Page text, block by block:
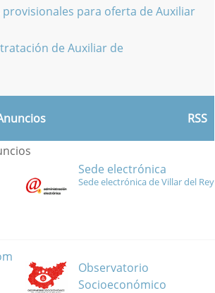
provisionales para oferta de Auxiliar
de Auxiliar de
RSS
Sede electrónica
Sede electrónica de Villar del Rey
Observatorio
Socioeconómico